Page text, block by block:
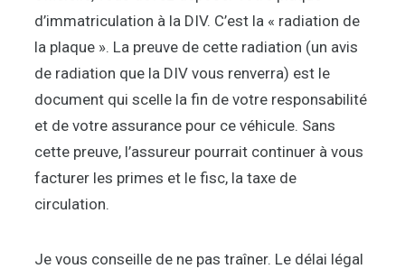
d’immatriculation à la DIV. C’est la « radiation de
la plaque ». La preuve de cette radiation (un avis
de radiation que la DIV vous renverra) est le
document qui scelle la fin de votre responsabilité
et de votre assurance pour ce véhicule. Sans
cette preuve, l’assureur pourrait continuer à vous
facturer les primes et le fisc, la taxe de
circulation.
Je vous conseille de ne pas traîner. Le délai légal